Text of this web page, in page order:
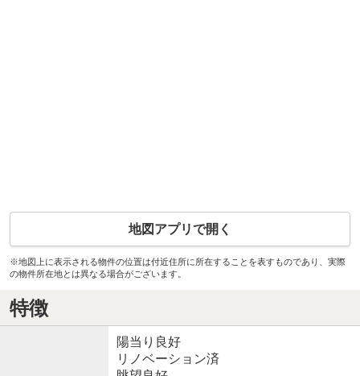
地図アプリで開く
※地図上に表示される物件の位置は付近住所に所在することを表すものであり、実際
の物件所在地とは異なる場合がございます。
特徴
陽当り良好
リノベーション済